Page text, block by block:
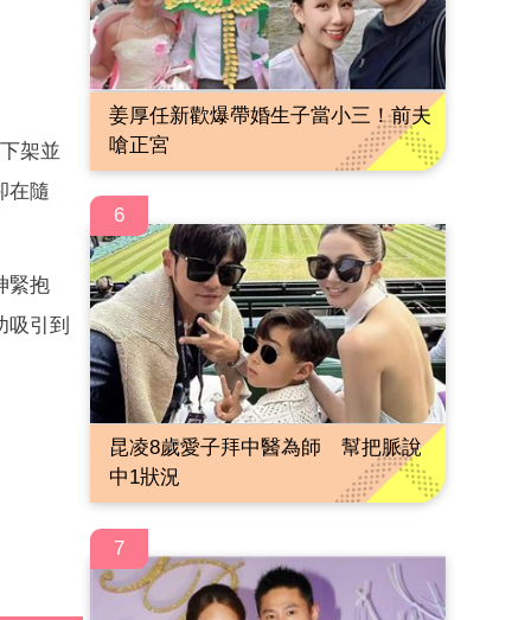
架並
在隨
緊抱
吸引到
姜厚任新歡爆帶婚生子當小三！前夫
嗆正宮
6
昆凌8歲愛子拜中醫為師 幫把脈說
中1狀況
7